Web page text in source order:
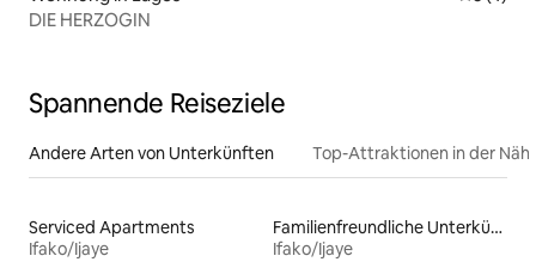
DIE HERZOGIN
Spannende Reiseziele
Andere Arten von Unterkünften Top-Attraktionen in der
Serviced Apartments
Ifako/Ijaye
Familienfreundliche Unterkünfte
Ifako/Ijaye